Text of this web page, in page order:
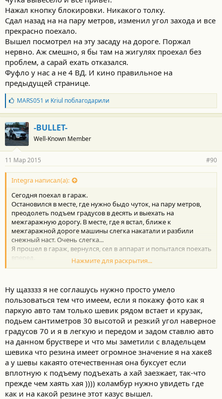
Нажал кнопку блокировки. Никакого толку.
Сдал назад на на пару метров, изменил угол захода и все
прекрасно поехало.
Вышел посмотрел на эту засаду на дороге. Поржал
нервно. Аж смешно, я бы там на жигулях проехал без
проблем, а сарай ехать отказался.
Фуфло у нас а не 4 ВД. И кино правильное на
предыдущей странице.
Б
л
а
г
о
д
а
н
о
с
и
:
MARS051 и Kriul поблагодарили
-BULLET-
Well-Known Member
11 Мар 2015 #90
Integra написал(а):
Сегодня поехал в гараж.
Остановился в месте, где нужно быдо чуток, на пару метров,
преодолеть подъем градусов в десять и выехать на
межгаражную дорогу. В месте, где я встал, ближе к
межгаражной дороге машины слегка накатали и разбили
снежный наст. Очень слегка...
Я прошел в гараж, вернулся, сел в аппарат и попытался поехать
вперед.
А она то не едет нихрена, колесо одно переднее похоже чутка
Сдал назад на на пару метров, изменил угол захода и все
прекрасно поехало.
Вышел посмотрел на эту засаду на дороге. Поржал нервно. Аж
смешно, я бы там на жигулях проехал без проблем, а сарай
ехать отказался.
Фуфло у нас а не 4 ВД. И кино правильное на предыдущей
странице.
Нажмите для раскрытия...
Ну щазззз я не соглашусь нужно просто умело
пользоваться тем что имеем, если я покажу фото как я
паркую авто там только шевик рядом встает и крузак,
подьем сантиметров 30 высотой и резкий угол наверное
градусов 70 и я в легкую и передом и задом ставлю авто
на данном бруствере и что мы заметили с владельцем
шевика что резина имеет огромное значение я на хаке8
а у шевы какаято отечественная она буксует если
вплотную к подъему подъехать а хай заезжает, так-что
прежде чем хаять хая )))) коламбур нужно увидеть где
как и на какой резине этот казус вышел.